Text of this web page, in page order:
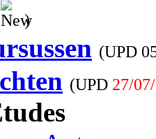
)
(UPD
(UPD 27/